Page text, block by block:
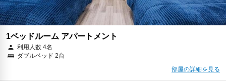
1ベッドルーム アパートメント
利用人数 4名
ダブルベッド 2台
部屋の詳細を見る